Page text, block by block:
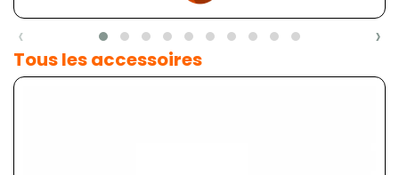
‹ ›
Tous les accessoires